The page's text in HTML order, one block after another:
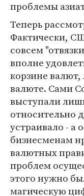
проблемы
Теперь
Фактически,
совсем
вполне
корзине валют,
валюте. Сами
выступали
относительно
устраивало - а
бизнесменам
валютных
проблем
этого нужно
магическую